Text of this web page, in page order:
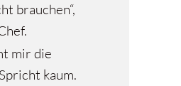
brauchen“,
mir die
kaum.